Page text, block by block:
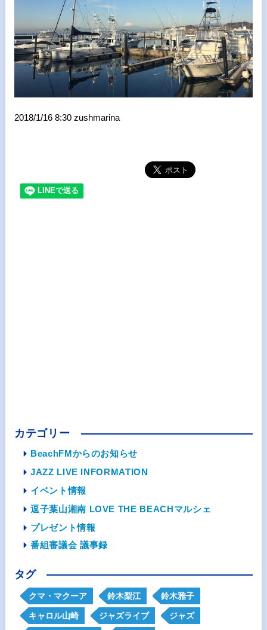
2018/1/16 8:30 zushmarina
カテゴリー
BeachFMからのお知らせ
JAZZ LIVE INFORMATION
イベント情報
逗子葉山湘南 LOVE THE BEACHマルシェ
プレゼント情報
番組審議会 議事録
タグ
クマ・マクーア 鈴木梨江 鈴木雅子
キャロル山崎 ジャズライブ ジャズ